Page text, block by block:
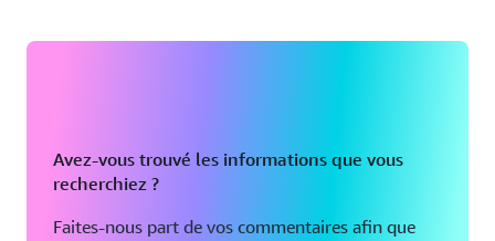
Avez-vous trouvé les informations que vous
recherchiez ?
Faites-nous part de vos commentaires afin que